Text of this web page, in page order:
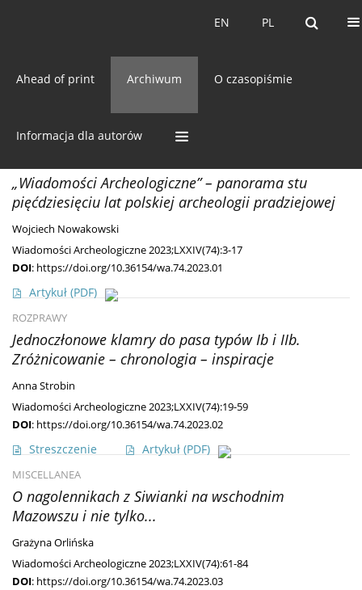
PL
EN PL
EN
Ahead of print Archiwum O czasopiśmie
Informacja dla autorów
Archiwum
74/2023 vol. LXXIV
„Wiadomości Archeologiczne” – panorama stu
pięćdziesięciu lat polskiej archeologii pradziejowej
Wojciech Nowakowski
Wiadomości Archeologiczne 2023;LXXIV(74):3-17
DOI: https://doi.org/10.36154/wa.74.2023.01
Artykuł (PDF)
ROZPRAWY
Jednoczłonowe klamry do pasa typów Ib i IIb.
Zróżnicowanie – chronologia – inspiracje
Anna Strobin
Wiadomości Archeologiczne 2023;LXXIV(74):19-59
DOI: https://doi.org/10.36154/wa.74.2023.02
Streszczenie Artykuł (PDF)
MISCELLANEA
O nagolennikach z Siwianki na wschodnim
Mazowszu i nie tylko...
Grażyna Orlińska
Wiadomości Archeologiczne 2023;LXXIV(74):61-84
DOI: https://doi.org/10.36154/wa.74.2023.03